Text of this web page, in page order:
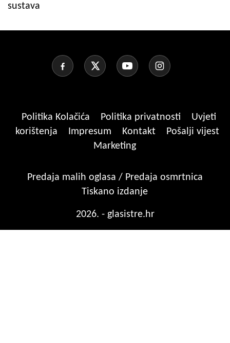
sustava
Politika Kolačića Politika privatnosti
Uvjeti
korištenja
Impresum Kontakt
Pošalji vijest
Marketing
Predaja malih oglasa / Predaja osmrtnica
Tiskano izdanje
2026. - glasistre.hr